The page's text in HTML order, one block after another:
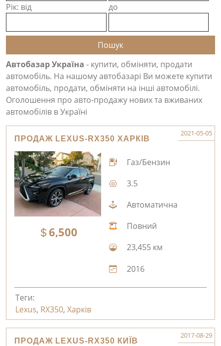
Рік: від до
Автобазар Україна - купити, обміняти, продати
автомобіль. На нашому автобазарі Ви можете купити
автомобіль, продати, обміняти на інші автомобілі.
Оголошення про авто-продажу нових та вживаних
автомобілів в Україні
ПРОДАЖ LEXUS-RX350 ХАРКІВ
2021-05-05
6,500
Газ/Бензин
3.5
Автоматична
Повний
23,455 км
2016
Теги:
Lexus, RX350, Харків
ПРОДАЖ LEXUS-RX350 КИЇВ
2017-08-29